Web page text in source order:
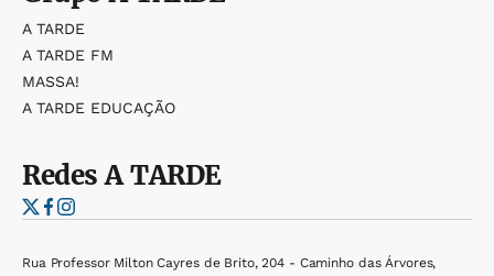
A TARDE
A TARDE FM
MASSA!
A TARDE EDUCAÇÃO
RedesA TARDE
Rua Professor Milton Cayres de Brito, 204 - Caminho das Árvores,